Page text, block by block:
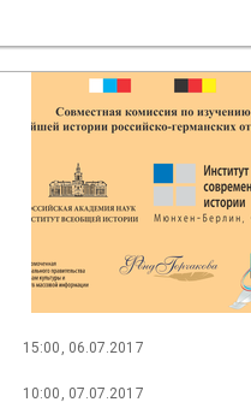
15:00, 06.07.2017
10:00, 07.07.2017